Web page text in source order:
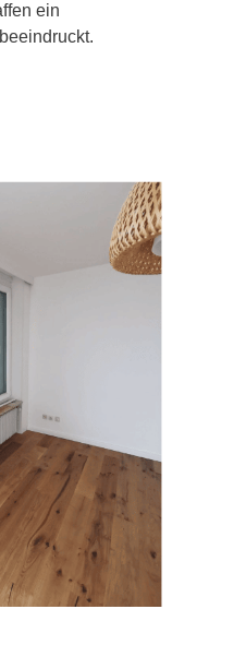
ein